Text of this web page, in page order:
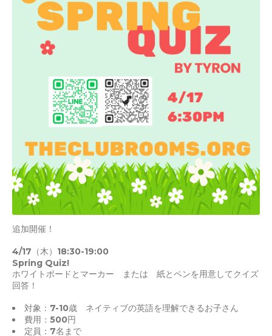
追加開催！
4/17（木）18:30-19:00
Spring Quiz!
ホワイトボードとマーカー または 紙とペンを用意してクイズ
回答！
対象：7-10歳 ネイティブの英語を理解できるお子さん
費用：500円
定員：7名まで